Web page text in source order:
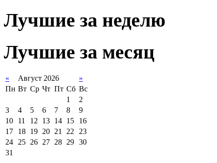
Лучшие за неделю
Лучшие за месяц
« Август 2026
»
Пн Вт Ср Чт Пт Сб Вс
1
2
3
4 5 6 7 8
9
10
11 12 13 14 15
16
17
18 19 20 21 22
23
24
25 26 27 28 29 30
31